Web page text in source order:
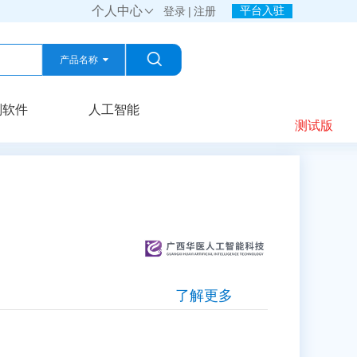
个人中心 登录 | 注册 平台入驻
产品名称
件
人工智能
测试版
了解更多